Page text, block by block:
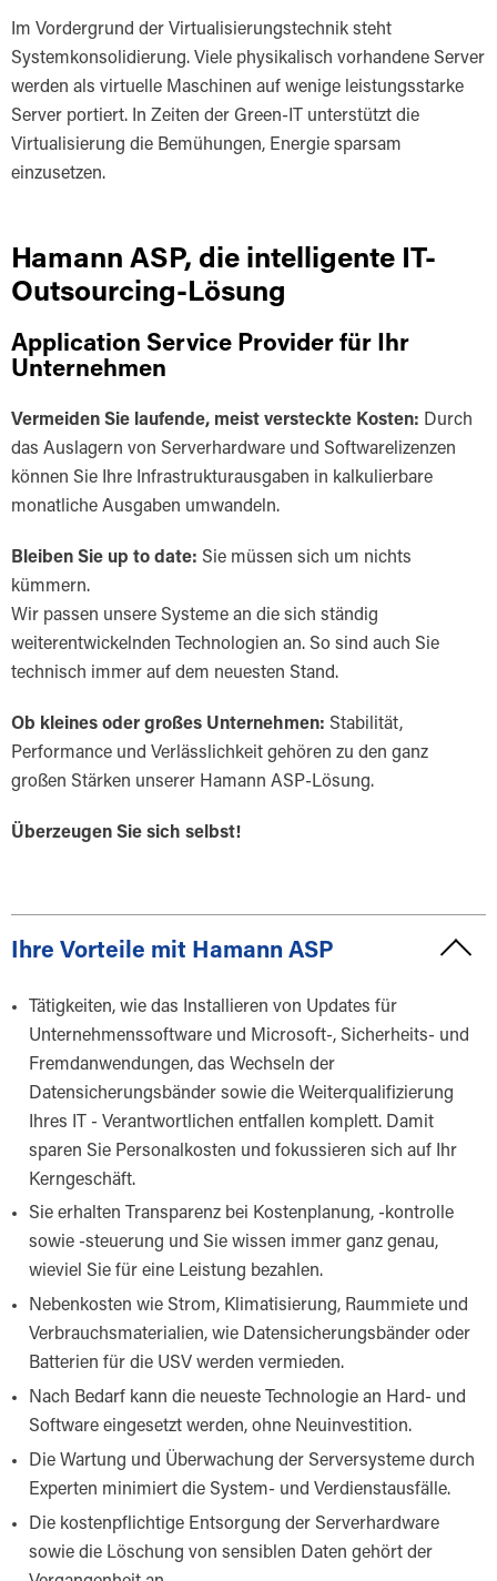
Im Vordergrund der Virtualisierungstechnik steht
Systemkonsolidierung. Viele physikalisch vorhandene Server
werden als virtuelle Maschinen auf wenige leistungsstarke
Server portiert. In Zeiten der Green-IT unterstützt die
Virtualisierung die Bemühungen, Energie sparsam
einzusetzen.
Hamann ASP, die intelligente IT-
Outsourcing-Lösung
Application Service Provider für Ihr
Unternehmen
Vermeiden Sie laufende, meist versteckte Kosten: Durch
das Auslagern von Serverhardware und Softwarelizenzen
können Sie Ihre Infrastrukturausgaben in kalkulierbare
monatliche Ausgaben umwandeln.
Bleiben Sie up to date: Sie müssen sich um nichts
kümmern.
Wir passen unsere Systeme an die sich ständig
weiterentwickelnden Technologien an. So sind auch Sie
technisch immer auf dem neuesten Stand.
Ob kleines oder großes Unternehmen: Stabilität,
Performance und Verlässlichkeit gehören zu den ganz
großen Stärken unserer Hamann ASP-Lösung.
Überzeugen Sie sich selbst!
Ihre Vorteile mit Hamann ASP
Tätigkeiten, wie das Installieren von Updates für
Unternehmenssoftware und Microsoft-, Sicherheits- und
Fremdanwendungen, das Wechseln der
Datensicherungsbänder sowie die Weiterqualifizierung
Ihres IT - Verantwortlichen entfallen komplett. Damit
sparen Sie Personalkosten und fokussieren sich auf Ihr
Kerngeschäft.
Sie erhalten Transparenz bei Kostenplanung, -kontrolle
sowie -steuerung und Sie wissen immer ganz genau,
wieviel Sie für eine Leistung bezahlen.
Nebenkosten wie Strom, Klimatisierung, Raummiete und
Verbrauchsmaterialien, wie Datensicherungsbänder oder
Batterien für die USV werden vermieden.
Nach Bedarf kann die neueste Technologie an Hard- und
Software eingesetzt werden, ohne Neuinvestition.
Die Wartung und Überwachung der Serversysteme durch
Experten minimiert die System- und Verdienstausfälle.
Die kostenpflichtige Entsorgung der Serverhardware
sowie die Löschung von sensiblen Daten gehört der